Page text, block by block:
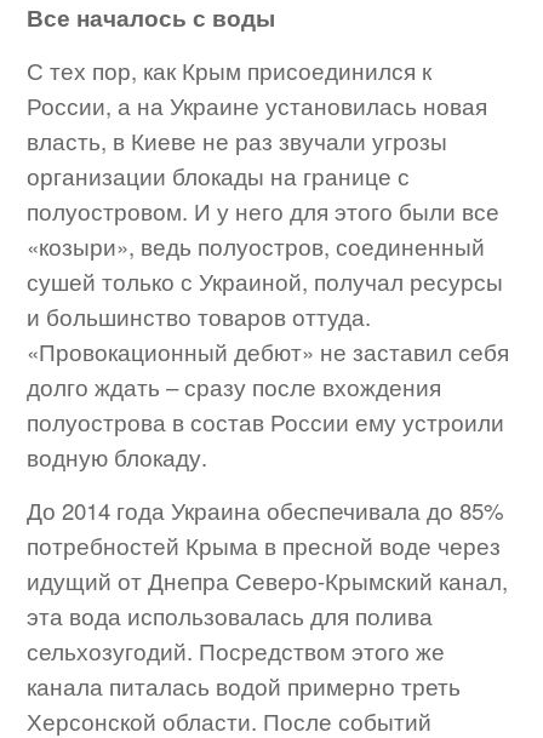
Все началось с воды
С тех пор, как Крым присоединился к
России, а на Украине установилась новая
власть, в Киеве не раз звучали угрозы
организации блокады на границе с
полуостровом. И у него для этого были все
«козыри», ведь полуостров, соединенный
сушей только с Украиной, получал ресурсы
и большинство товаров оттуда.
«Провокационный дебют» не заставил себя
долго ждать – сразу после вхождения
полуострова в состав России ему устроили
водную блокаду.
До 2014 года Украина обеспечивала до 85%
потребностей Крыма в пресной воде через
идущий от Днепра Северо-Крымский канал,
эта вода использовалась для полива
сельхозугодий. Посредством этого же
канала питалась водой примерно треть
Херсонской области. После событий